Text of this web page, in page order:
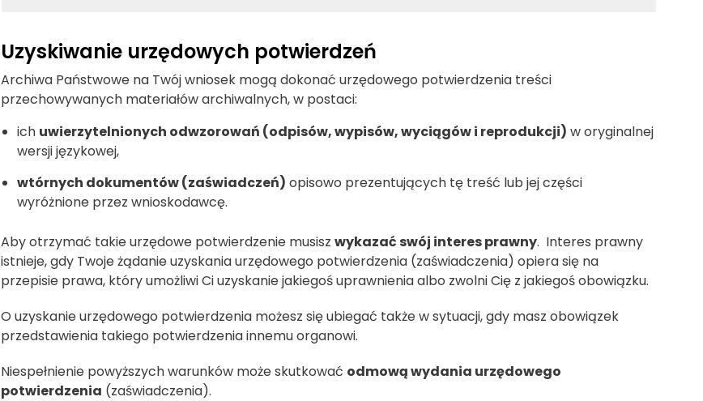
Uzyskiwanie urzędowych potwierdzeń
Archiwa Państwowe na Twój wniosek mogą dokonać urzędowego potwierdzenia treści
przechowywanych materiałów archiwalnych, w postaci:
ich uwierzytelnionych odwzorowań (odpisów, wypisów, wyciągów i reprodukcji) w oryginalnej
wersji językowej,
wtórnych dokumentów (zaświadczeń) opisowo prezentujących tę treść lub jej części
wyróżnione przez wnioskodawcę.
Aby otrzymać takie urzędowe potwierdzenie musisz wykazać swój interes prawny. Interes prawny
istnieje, gdy Twoje żądanie uzyskania urzędowego potwierdzenia (zaświadczenia) opiera się na
przepisie prawa, który umożliwi Ci uzyskanie jakiegoś uprawnienia albo zwolni Cię z jakiegoś obowiązku.
O uzyskanie urzędowego potwierdzenia możesz się ubiegać także w sytuacji, gdy masz obowiązek
przedstawienia takiego potwierdzenia innemu organowi.
Niespełnienie powyższych warunków może skutkować odmową wydania urzędowego
potwierdzenia (zaświadczenia).